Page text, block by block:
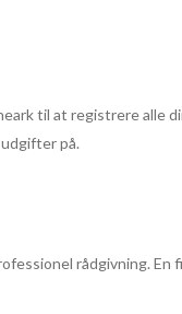
til at registrere alle
på.
rådgivning. En